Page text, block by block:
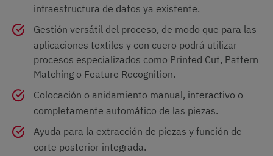
infraestructura de datos ya existente.
Gestión versátil del proceso, de modo que para las
aplicaciones textiles y con cuero podrá utilizar
procesos especializados como Printed Cut, Pattern
Matching o Feature Recognition.
Colocación o anidamiento manual, interactivo o
completamente automático de las piezas.
Ayuda para la extracción de piezas y función de
corte posterior integrada.